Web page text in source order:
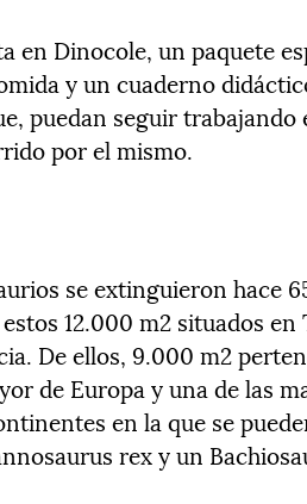
en Dinocole, un paquete
y un cuaderno
puedan seguir trabajando
por el mismo.
se extinguieron hace
12.000 m2 situados en
De ellos, 9.000 m2
de Europa y una de las
en la que se
rex y un